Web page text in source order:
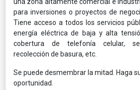
para inversiones o proyectos de
Tiene acceso a todos los servicios
energía eléctrica de baja y alta
cobertura de telefonía celular,
recolección de basura, etc.
Se puede desmembrar la mitad. Haga
oportunidad.